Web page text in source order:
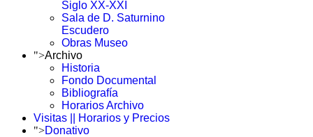
Siglo XX-XXI
Sala de D. Saturnino
Escudero
Obras Museo
">Archivo
Historia
Fondo Documental
Bibliografía
Horarios Archivo
Visitas || Horarios y Precios
">Donativo